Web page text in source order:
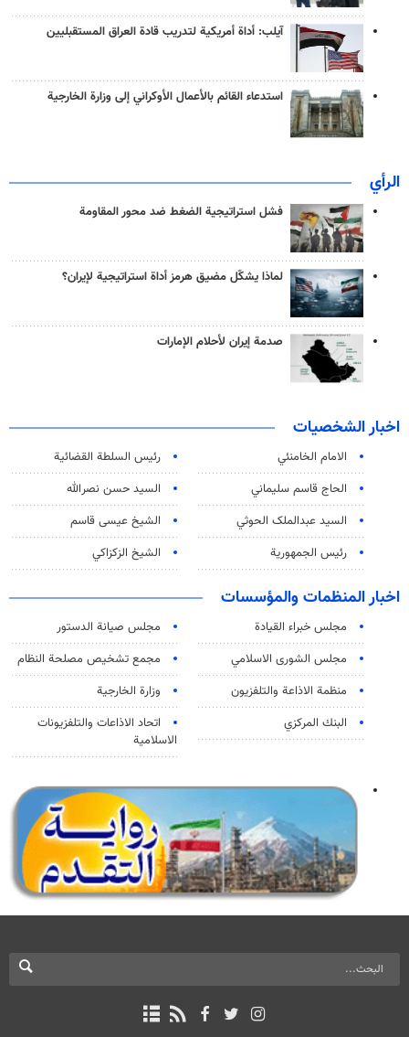
آيلب: أداة أمريكية لتدريب قادة العراق المستقبليين
استدعاء القائم بالأعمال الأوكراني إلى وزارة الخارجية
الرأي
فشل استراتيجية الضغط ضد محور المقاومة
لماذا يشكّل مضيق هرمز أداة استراتيجية لإيران؟
صدمة إيران لأحلام الإمارات
اخبار الشخصيات
الامام الخامنئي
رئیس السلطة القضائیة
الحاج قاسم سليماني
السيد حسن نصرالله
السید عبدالملک الحوثي
الشيخ عيسى قاسم
رئيس الجمهورية
الشيخ الزكزاكي
اخبار المنظمات والمؤسسات
مجلس خبراء القيادة
مجلس صيانة الدستور
مجلس الشورى الاسلامي
مجمع تشخيص مصلحة النظام
منظمة الاذاعة والتلفزیون
وزارة الخارجية
البنك المركزي
اتحاد الاذاعات والتلفزيونات
الاسلامية